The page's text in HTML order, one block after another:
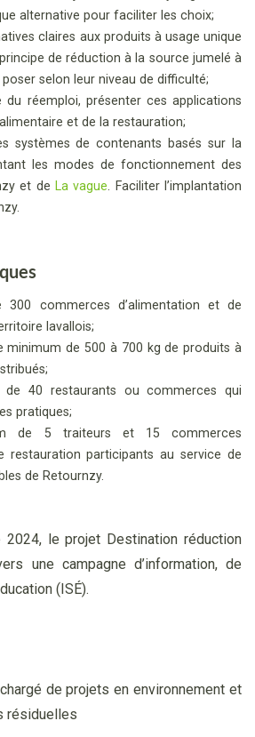
alternative pour faciliter les choix;
claires aux produits à usage unique
de réduction à la source jumelé à
selon leur niveau de difficulté;
du réemploi, présenter ces applications
et de la restauration;
systèmes de contenants basés sur la
les modes de fonctionnement des
et de La vague . Faciliter l’implantation
300 commerces d’alimentation et de
lavallois;
minimum de 500 à 700 kg de produits à
40 restaurants ou commerces qui
pratiques;
de 5 traiteurs et 15 commerces
restauration participants au service de
de Retournzy.
2024, le projet Destination réduction
une campagne d’information, de
(ISÉ).
de projets en environnement et
résiduelles